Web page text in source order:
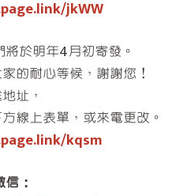
jkWW
將於明年4月初寄發。
的耐心等候，謝謝您！
址，
方線上表單，或來電更改。
kqsm
信：